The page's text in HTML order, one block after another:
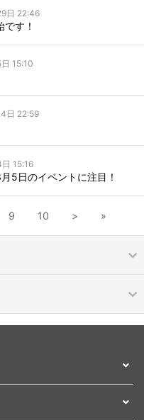
日 22:46
す！
15:10
日 22:59
15:16
5日のイベントに注目！
9 10 > »